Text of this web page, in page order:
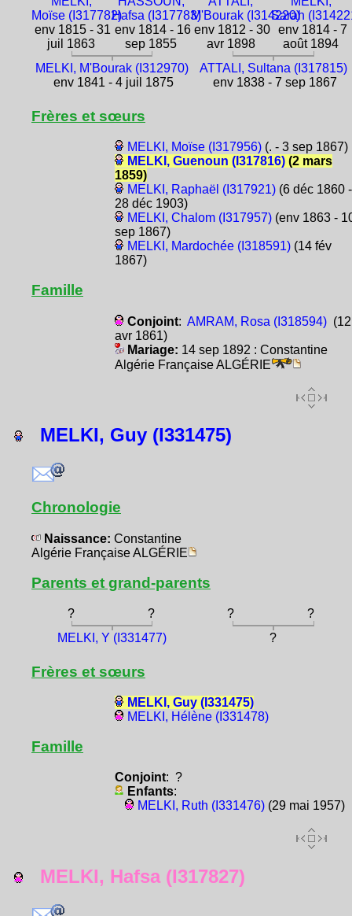
Moïse (I317782)
env 1815 - 31
juil 1863
Hafsa (I317783)
env 1814 - 16
sep 1855
M'Bourak (I314220)
env 1812 - 30
avr 1898
Sarah
env 1814 - 7
août 1894
MELKI, M'Bourak (I312970)
env 1841 - 4 juil 1875
ATTALI, Sultana (I317815)
env 1838 - 7 sep 1867
Frères et sœurs
MELKI, Moïse (I317956)(. - 3 sep 1867)
MELKI, Guenoun (I317816)(2 mars
1859)
MELKI, Raphaël (I317921)(6 déc 1860 -
28 déc 1903)
MELKI, Chalom (I317957)(env 1863 -
sep 1867)
MELKI, Mardochée (I318591)(14 fév
1867)
Famille
Conjoint: AMRAM, Rosa (I318594)(12
avr 1861)
Mariage: 14 sep 1892 : Constantine
Algérie Française ALGÉRIE
MELKI, Guy (I331475)
Chronologie
Naissance: Constantine
Algérie Française ALGÉRIE
Parents et grand-parents
? ? ?
?
MELKI, Y (I331477)
?
Frères et sœurs
MELKI, Guy (I331475)
MELKI, Hélène (I331478)
Famille
Conjoint: ?
Enfants:
MELKI, Ruth (I331476)(29 mai 1957)
MELKI, Hafsa (I317827)